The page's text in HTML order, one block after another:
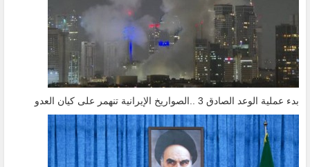
بدء عملية الوعد الصادق 3 ..الصواريخ الإيرانية تنهمر على كيان العدو